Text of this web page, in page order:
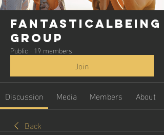
Fantasticalbeing
Group
Public · 19 members
Join
Discussion Media Members
About
Back